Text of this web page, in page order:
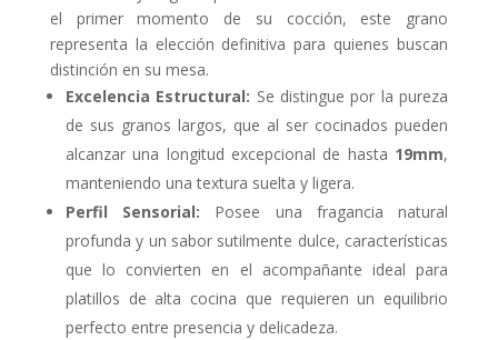
el primer momento de su cocción, este grano
representa la elección definitiva para quienes buscan
distinción en su mesa.
Excelencia Estructural: Se distingue por la pureza
de sus granos largos, que al ser cocinados pueden
alcanzar una longitud excepcional de hasta 19mm,
manteniendo una textura suelta y ligera.
Perfil Sensorial: Posee una fragancia natural
profunda y un sabor sutilmente dulce, características
que lo convierten en el acompañante ideal para
platillos de alta cocina que requieren un equilibrio
perfecto entre presencia y delicadeza.